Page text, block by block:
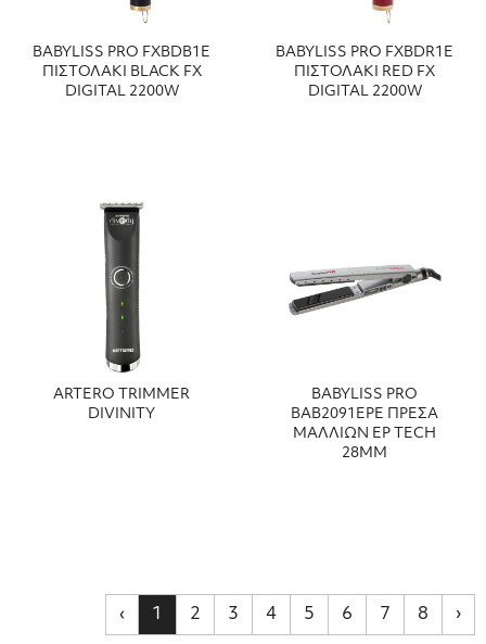
BABYLISS PRO FXBDΒ1E
ΠΙΣΤΟΛΑΚΙ BLACK FX
DIGITAL 2200W
BABYLISS PRO FXBDR1E
ΠΙΣΤΟΛΑΚΙ RED FX
DIGITAL 2200W
ARTERO TRIMMER
DIVINITY
BABYLISS PRO
ΒΑΒ2091EPE ΠΡΕΣΑ
ΜΑΛΛΙΩΝ EP TECH
28MM
‹ 1 2 3 4 5 6 7 8 ›